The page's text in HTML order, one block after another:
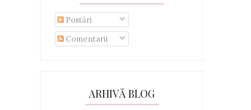
Postări
Comentarii
ARHIVĂ BLOG